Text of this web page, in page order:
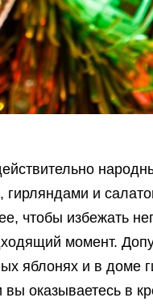
и
чтобы избежать
момент.
яблонях и в доме
оказываетесь в